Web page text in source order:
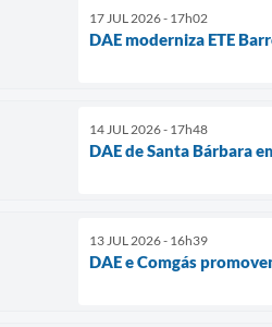
17 JUL 2026 - 17h02
DAE moderniza ETE
14 JUL 2026 - 17h48
DAE de Santa Bárbara
13 JUL 2026 - 16h39
DAE e Comgás